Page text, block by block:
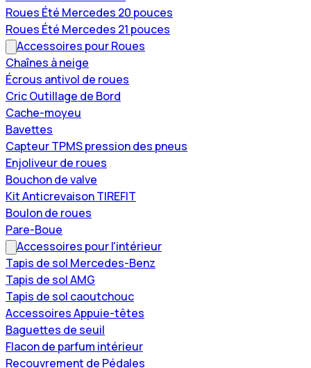
Roues Été Mercedes 20 pouces
Roues Été Mercedes 21 pouces
Accessoires pour Roues
Chaînes à neige
Écrous antivol de roues
Cric Outillage de Bord
Cache-moyeu
Bavettes
Capteur TPMS pression des pneus
Enjoliveur de roues
Bouchon de valve
Kit Anticrevaison TIREFIT
Boulon de roues
Pare-Boue
Accessoires pour l'intérieur
Tapis de sol Mercedes-Benz
Tapis de sol AMG
Tapis de sol caoutchouc
Accessoires Appuie-têtes
Baguettes de seuil
Flacon de parfum intérieur
Recouvrement de Pédales